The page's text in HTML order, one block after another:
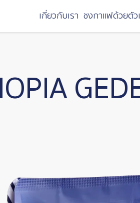
เกี่ยวกับเรา ชงกาแฟด้วยตัว